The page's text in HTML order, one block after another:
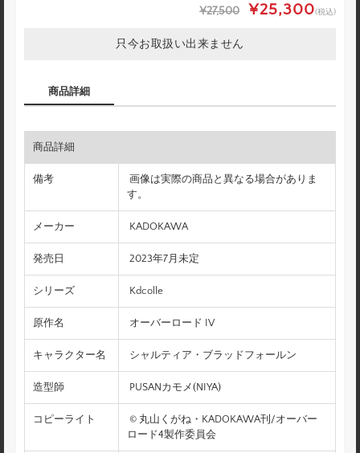
¥27,500 ¥25,300(税込)
只今お取扱い出来ません
商品詳細
商品詳細
備考
画像は実際の商品と異なる場合がありま
す。
メーカー KADOKAWA
発売日 2023年7月未定
シリーズ Kdcolle
原作名 オーバーロード IV
キャラクター名 シャルティア・ブラッドフォールン
造型師 PUSANカモメ(NIYA)
コピーライト
© 丸山くがね・KADOKAWA刊/オーバー
ロード4製作委員会